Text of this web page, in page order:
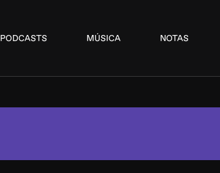
PODCASTS MÚSICA NOTAS